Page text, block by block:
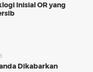
Inisial OR yang
Dikabarkan